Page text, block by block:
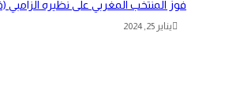
فوز المنتخب المغربي على نظيره الزامبي
يناير 25, 2024